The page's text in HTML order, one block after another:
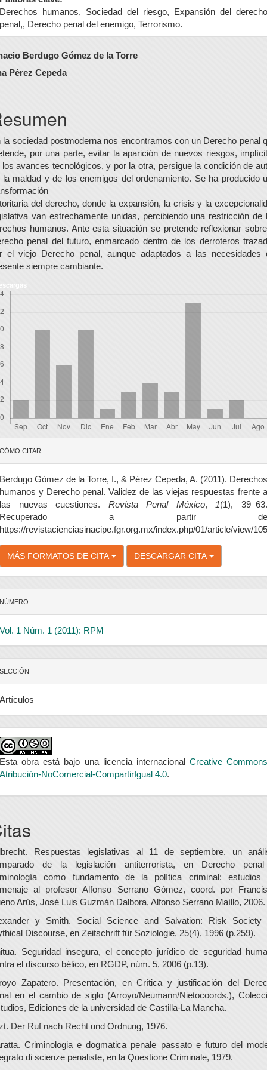
Derechos humanos, Sociedad del riesgo, Expansión del derecho
penal,, Derecho penal del enemigo, Terrorismo.
Berdugo Gómez de la Torre
Pérez Cepeda
la sociedad postmoderna nos encontramos con un Derecho penal
por una parte, evitar la aparición de nuevos riesgos,
los avances tecnológicos, y por la otra, persigue la condición de
la maldad y de los enemigos del ordenamiento. Se ha producido
del derecho, donde la expansión, la crisis y la
van estrechamente unidas, percibiendo una restricción de
humanos. Ante esta situación se pretende reflexionar
penal del futuro, enmarcado dentro de los derroteros
el viejo Derecho penal, aunque adaptados a las necesidades
siempre cambiante.
CÓMO CITAR
Berdugo Gómez de la Torre, I., & Pérez Cepeda, A. (2011). Derechos
humanos y Derecho penal. Validez de las viejas respuestas frente a
las nuevas cuestiones. Revista Penal México, 1(1),
Recuperado a partir de
https://revistacienciasinacipe.fgr.org.mx/index.php/01/article/view/105
MÁS FORMATOS DE CITA DESCARGAR CITA
NÚMERO
Vol. 1 Núm. 1 (2011): RPM
SECCIÓN
Artículos
Esta obra está bajo una licencia internacional Creative Commons
Atribución-NoComercial-CompartirIgual 4.0.
Respuestas legislativas al 11 de septiembre. un
de la legislación antiterrorista, en Derecho
como fundamento de la política criminal: estudios
al profesor Alfonso Serrano Gómez, coord. por
Arús, José Luis Guzmán Dalbora, Alfonso Serrano Maíllo, 2006.
y Smith. Social Science and Salvation: Risk Society
Discourse, en Zeitschrift für Soziologie, 25(4), 1996 (p.259).
Seguridad insegura, el concepto jurídico de seguridad
el discurso bélico, en RGDP, núm. 5, 2006 (p.13).
Zapatero. Presentación, en Crítica y justificación del
en el cambio de siglo (Arroyo/Neumann/Nietocoords.),
Ediciones de la universidad de Castilla-La Mancha.
Der Ruf nach Recht und Ordnung, 1976.
Criminologia e dogmatica penale passato e futuro del
di scienze penaliste, en la Questione Criminale, 1979.